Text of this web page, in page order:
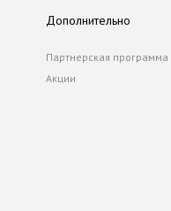
Дополнительно
Партнерская программа
Акции